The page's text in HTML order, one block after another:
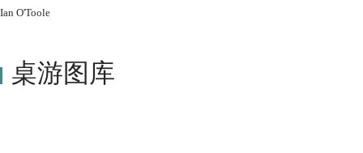
Ian O'Toole
桌游图库